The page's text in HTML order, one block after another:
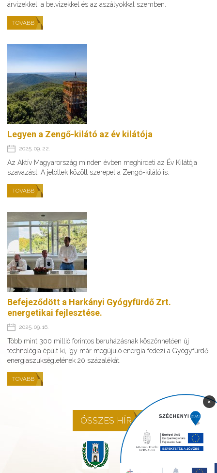
árvizekkel, a belvizekkel és az aszályokkal szemben.
TOVÁBB
Legyen a Zengő-kilátó az év kilátója
2025. 09. 22.
Az Aktív Magyarország minden évben meghirdeti az Év Kilátója
szavazást. A jelöltek között szerepel a Zengő-kilátó is.
TOVÁBB
Befejeződött a Harkányi Gyógyfürdő Zrt.
energetikai fejlesztése.
2025. 09. 16.
Több mint 300 millió forintos beruházásnak köszönhetően új
technológia épült ki, így már megújuló energia fedezi a Gyógyfürdő
energiaszükségletének 20 százalékát.
TOVÁBB
ÖSSZES HÍR
×